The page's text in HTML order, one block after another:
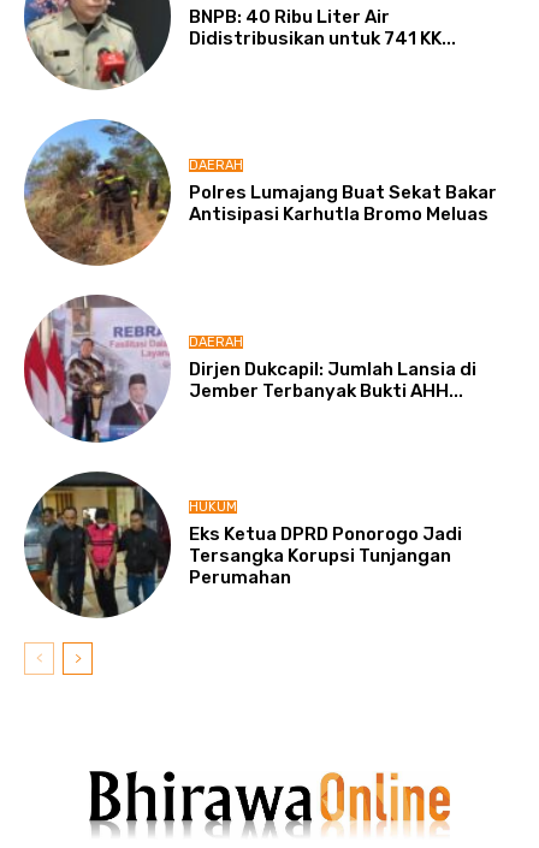
BNPB: 40 Ribu Liter Air
Didistribusikan untuk 741 KK...
DAERAH
Polres Lumajang Buat Sekat Bakar
Antisipasi Karhutla Bromo Meluas
DAERAH
Dirjen Dukcapil: Jumlah Lansia di
Jember Terbanyak Bukti AHH...
HUKUM
Eks Ketua DPRD Ponorogo Jadi
Tersangka Korupsi Tunjangan
Perumahan